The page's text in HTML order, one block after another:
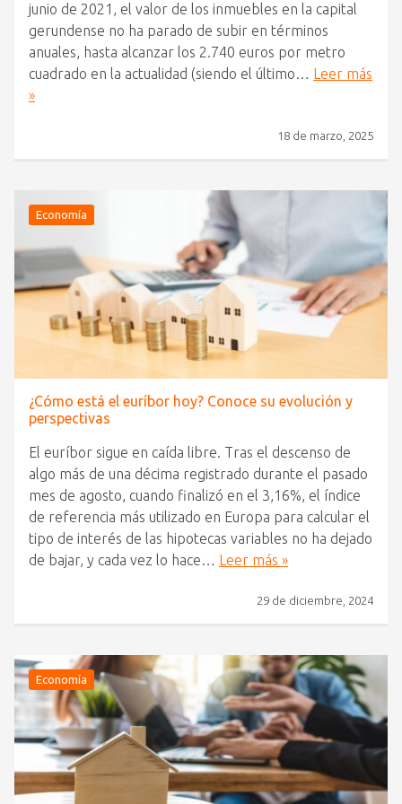
junio de 2021, el valor de los inmuebles en la capital
gerundense no ha parado de subir en términos
anuales, hasta alcanzar los 2.740 euros por metro
cuadrado en la actualidad (siendo el último… Leer más
»
18 de marzo, 2025
Economía
¿Cómo está el euríbor hoy? Conoce su evolución y
perspectivas
El euríbor sigue en caída libre. Tras el descenso de
algo más de una décima registrado durante el pasado
mes de agosto, cuando finalizó en el 3,16%, el índice
de referencia más utilizado en Europa para calcular el
tipo de interés de las hipotecas variables no ha dejado
de bajar, y cada vez lo hace… Leer más »
29 de diciembre, 2024
Economía